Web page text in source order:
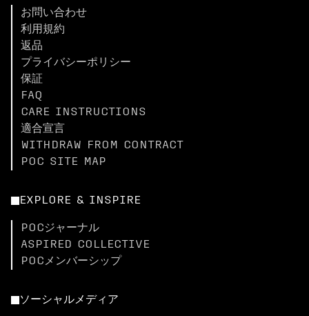
お問い合わせ
利用規約
返品
プライバシーポリシー
保証
FAQ
CARE INSTRUCTIONS
適合宣言
WITHDRAW FROM CONTRACT
POC SITE MAP
EXPLORE & INSPIRE
POCジャーナル
ASPIRED COLLECTIVE
POCメンバーシップ
ソーシャルメディア